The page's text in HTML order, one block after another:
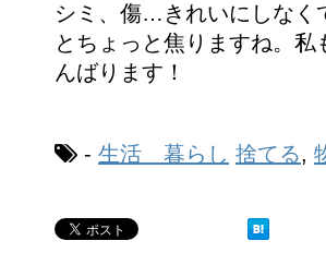
シミ、傷…きれいにしなく
とちょっと焦りますね。私
んばります！
- 生活 暮らし 捨てる,